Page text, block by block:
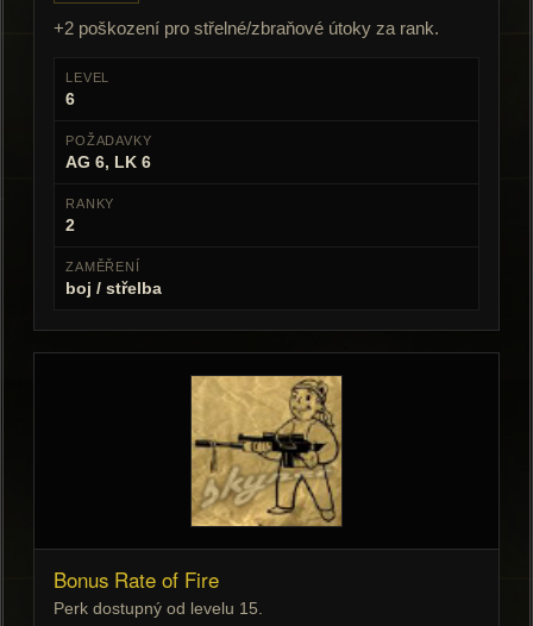
+2 poškození pro střelné/zbraňové útoky za rank.
LEVEL
6
POŽADAVKY
AG 6, LK 6
RANKY
2
ZAMĚŘENÍ
boj / střelba
Bonus Rate of Fire
Perk dostupný od levelu 15.